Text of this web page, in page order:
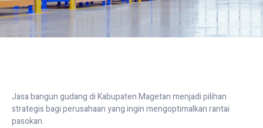
Jasa bangun gudang di Kabupaten Magetan menjadi pilihan
strategis bagi perusahaan yang ingin mengoptimalkan rantai
pasokan.